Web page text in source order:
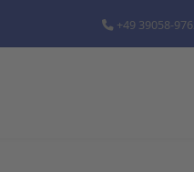
+49 39058-